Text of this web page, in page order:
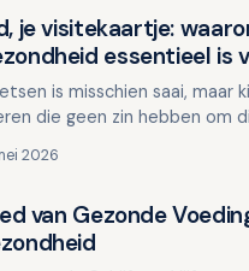
en mondgezondheid
je visitekaartje:
essentieel is
is misschien saai, maar
die geen zin hebben om
2026
en mondgezondheid
van Gezonde